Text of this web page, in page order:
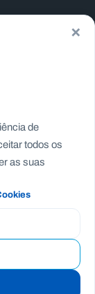
×
de
todos os
as suas